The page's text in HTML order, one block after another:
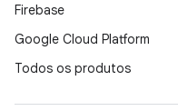
Firebase
Google Cloud Platform
Todos os produtos